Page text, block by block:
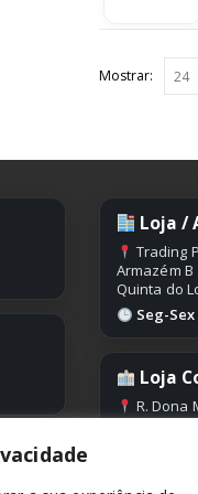
Mostrar:
Loja /
Trading
Armazém B
Quinta do
Seg-
Loja
R. Dona
Edifício
Seg-